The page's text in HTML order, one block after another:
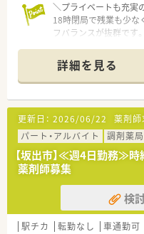
＼プライベートも充実
18時閉局で残業も少な
フバランスが抜群です
【店舗情報と応需状況に
■坂出駅から徒歩13分
前という恵まれた環境
■内科や外科をはじめ
枚応需しており、多岐
■最新の電子薬歴や分
おり、安全で正確な調
【法人特徴について】
■医療や福祉などの幅
や栄養ケアサポートの
■調剤薬局事業以外に
定しており、将来にわ
詳細を見る
更新日： 2026/06/22 薬剤師
パート・アルバイト
調剤薬局
【坂出市】≪週4日勤務≫
薬剤師募集
検
駅チカ 転勤なし 車通勤可